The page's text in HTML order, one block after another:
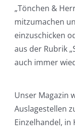
„Tönchen &
mitzumachen
einzuschicken
aus der Rubrik
auch immer
Unser Magazin
Auslagestellen
Einzelhandel, in